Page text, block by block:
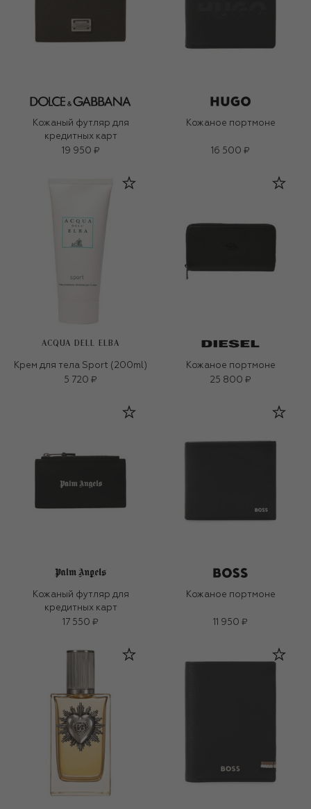
Кожаный футляр для
кредитных карт
19 950 ₽
Кожаное портмоне
16 500 ₽
ACQUA DELL ELBA
Крем для тела Sport (200ml)
5 720 ₽
Кожаное портмоне
25 800 ₽
Кожаный футляр для
кредитных карт
17 550 ₽
Кожаное портмоне
11 950 ₽